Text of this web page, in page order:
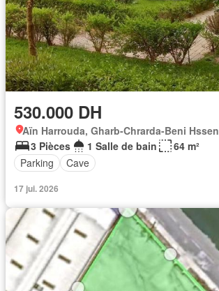
530.000 DH
Aïn Harrouda, Gharb-Chrarda-Beni Hssen
3 Pièces
1 Salle de bain
64 m²
Parking
Cave
17 jui. 2026